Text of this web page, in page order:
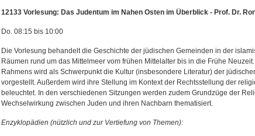
12133 Vorlesung: Das Judentum im Nahen Osten im Überblick - Prof. Dr.
Do. 08:15 bis 10:00
Die Vorlesung behandelt die Geschichte der jüdischen Gemeinden in der
Räumen rund um das Mittelmeer vom frühen Mittelalter bis in die Frühe
Rahmens wird als Schwerpunkt die Kultur (insbesondere Literatur) der
vorgestellt. Außerdem wird ihre Stellung im Kontext der Rechtsstellung der
beleuchtet. In den verschiedenen Sitzungen werden zudem Grundzüge der
Wechselwirkung zwischen Juden und ihren Nachbarn thematisiert.
Enzyklopädien (nützlich und zur Vertiefung von Themen):